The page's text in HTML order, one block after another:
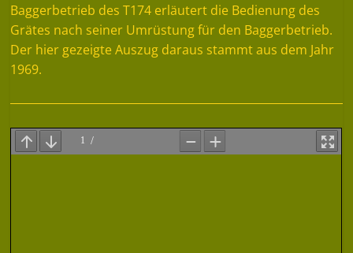
Baggerbetrieb des T174 erläutert die Bedienung des
Grätes nach seiner Umrüstung für den Baggerbetrieb.
Der hier gezeigte Auszug daraus stammt aus dem Jahr
1969.